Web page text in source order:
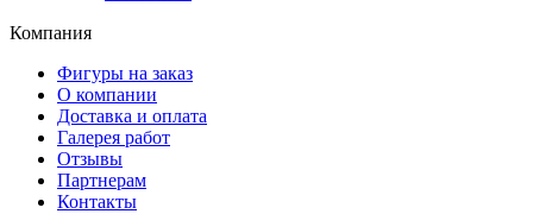
Компания
Фигуры на заказ
О компании
Доставка и оплата
Галерея работ
Отзывы
Партнерам
Контакты